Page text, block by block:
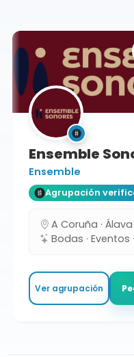
Ensemble
Ensemble
Agrupación
A Coruña ·
Bodas · Eventos
Ver agrupación